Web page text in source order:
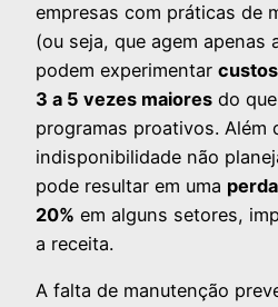
empresas com práticas de
(ou seja, que agem apenas
podem experimentar
3 a 5 vezes maiores do
programas proativos. Além
indisponibilidade não
pode resultar em uma
20% em alguns setores,
a receita.
A falta de manutenção